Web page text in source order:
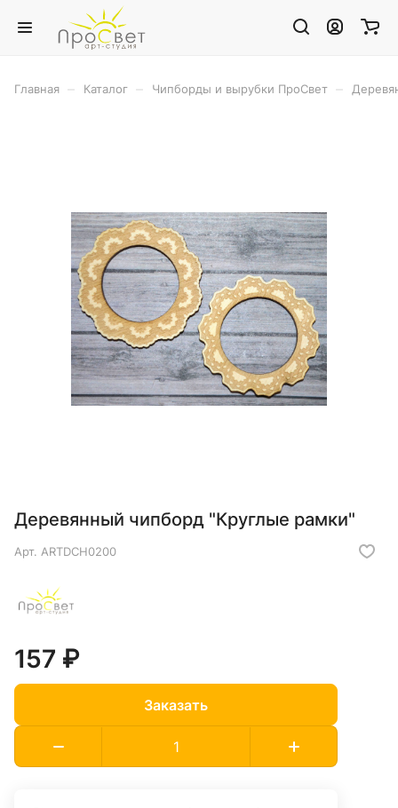
Главная Каталог Чипборды и вырубки ПроСвет
Деревянный чипборд "Круглые рамки"
Арт. ARTDCH0200
157 ₽
Заказать